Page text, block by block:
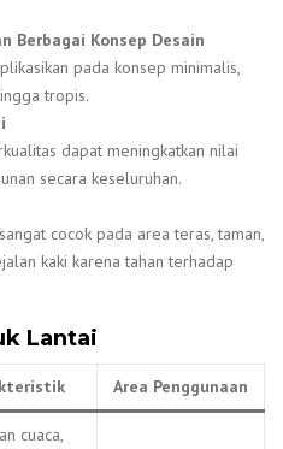
Berbagai Konsep Desain
pada konsep minimalis,
tropis.
dapat meningkatkan nilai
secara keseluruhan.
cocok pada area teras, taman,
kaki karena tahan terhadap
Lantai
Area Penggunaan
cuaca,